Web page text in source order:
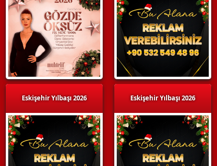
Eskişehir Yılbaşı 2026 Eskişehir Yılbaşı 2026